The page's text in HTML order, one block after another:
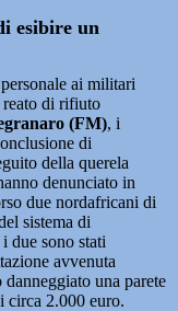
esibire un
ai militari
reato di rifiuto
(FM), i
di
della querela
denunciato in
due nordafricani di
sistema di
due sono stati
avvenuta
una parete
circa 2.000 euro.